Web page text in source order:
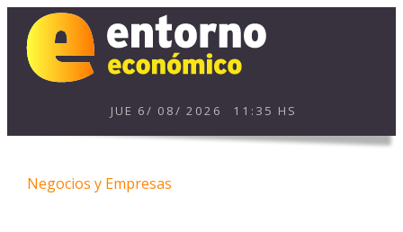
JUE 6/ 08/ 2026 11:35 HS
Negocios y Empresas